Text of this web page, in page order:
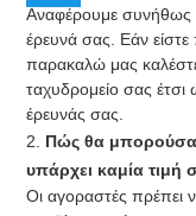
Αναφέρουμε συνήθως
έρευνά σας. Εάν είστε
παρακαλώ μας
ταχυδρομείο σας
έρευνάς σας.
2. Πώς θα μπορούσα
υπάρχει καμία τιμή
Οι αγοραστές πρέπει